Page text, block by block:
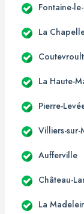
Fontaine-
La
Coutevroult
La Haute-
Pierre-
Villiers-sur-
Aufferville
Château-
La